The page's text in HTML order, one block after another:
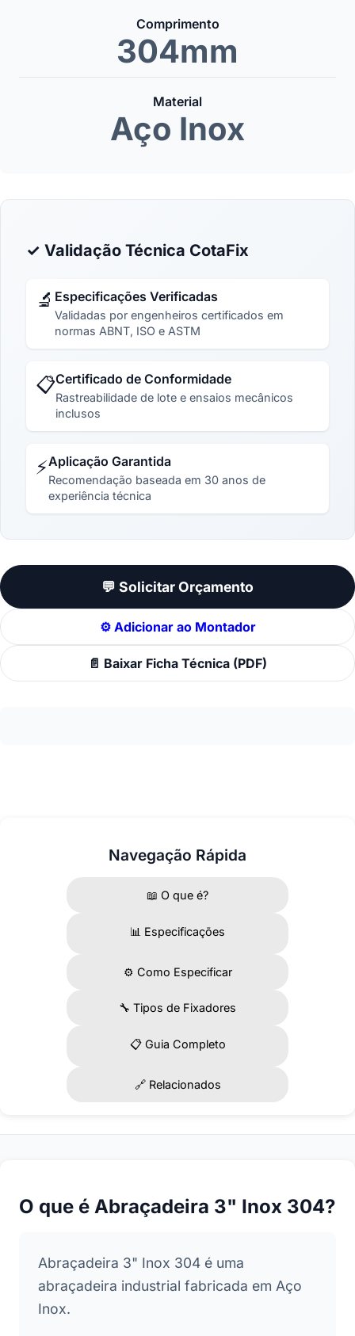
Comprimento
304mm
Material
Aço Inox
✓ Validação Técnica CotaFix
🔬 Especificações Verificadas
Validadas por engenheiros certificados em
normas ABNT, ISO e ASTM
📋Certificado de Conformidade
Rastreabilidade de lote e ensaios mecânicos
inclusos
⚡Aplicação Garantida
Recomendação baseada em 30 anos de
experiência técnica
💬 Solicitar Orçamento
⚙️ Adicionar ao Montador
📄 Baixar Ficha Técnica (PDF)
Navegação Rápida
📖 O que é?
📊 Especificações
⚙️ Como Especificar
🔧 Tipos de Fixadores
📋 Guia Completo
🔗 Relacionados
O que é Abraçadeira 3" Inox 304?
Abraçadeira 3" Inox 304 é uma
abraçadeira industrial fabricada em Aço
Inox.